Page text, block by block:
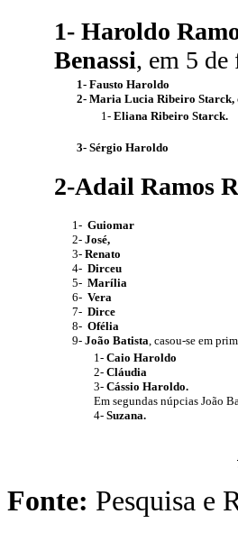
1- Haroldo
Benassi, em 5
1- Fausto Haroldo
2- Maria Lucia Ribeiro Starck,
1- Eliana Ribeiro Starck.
3- Sérgio Haroldo
2-Adail Ramos
1- Guiomar
2- José,
3- Renato
4- Dirceu
5- Marília
6- Vera
7- Dirce
8- Ofélia
9- João Batista, casou-se em
1- Caio Haroldo
2- Cláudia
3-Cássio Haroldo.
Em segundas núpcias João
4- Suzana.
Fonte: Pesquisa e